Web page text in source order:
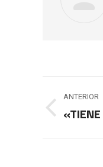
entre
ANTERIOR
«TIENE